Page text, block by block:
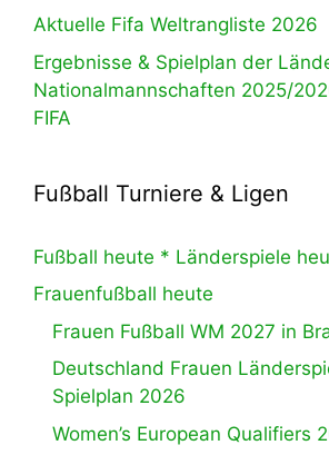
Aktuelle Fifa Weltrangliste 2026
Ergebnisse & Spielplan der
Nationalmannschaften 2025/
FIFA
Fußball Turniere & Ligen
Fußball heute * Länderspiele
Frauenfußball heute
Frauen Fußball WM 2027 in
Deutschland Frauen
Spielplan 2026
Women’s European Qualifiers